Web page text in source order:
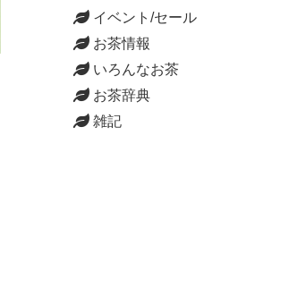
イベント/セール
お茶情報
いろんなお茶
お茶辞典
雑記